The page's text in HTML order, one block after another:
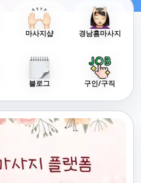
마사지샵 경남홈마사지
블로그 구인/구직